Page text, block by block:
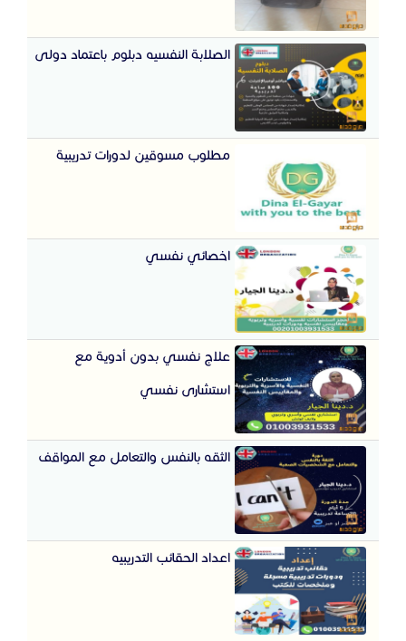
الصلابة النفسيه دبلوم باعتماد دولى
مطلوب مسوقين لدورات تدريبية
اخصائي نفسي
علاج نفسي بدون أدوية مع
استشارى نفسي
الثقه بالنفس والتعامل مع المواقف
اعداد الحقائب التدريبيه